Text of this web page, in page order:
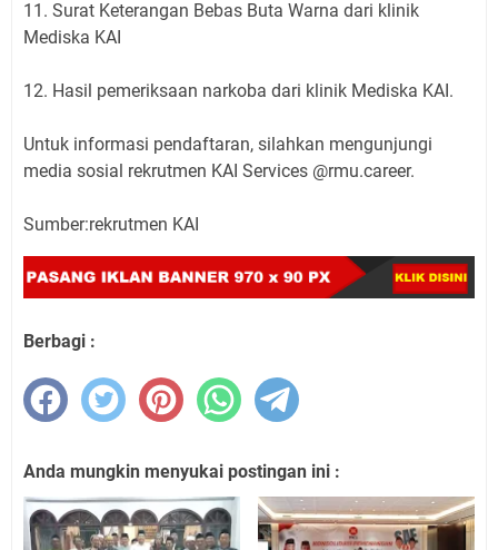
11. Surat Keterangan Bebas Buta Warna dari klinik
Mediska KAI
12. Hasil pemeriksaan narkoba dari klinik Mediska KAI.
Untuk informasi pendaftaran, silahkan mengunjungi
media sosial rekrutmen KAI Services @rmu.career.
Sumber:rekrutmen KAI
Berbagi :
Anda mungkin menyukai postingan ini :